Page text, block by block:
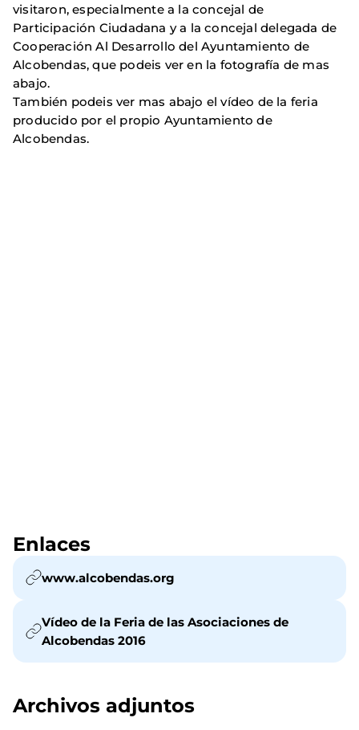
visitaron, especialmente a la concejal de
Participación Ciudadana y a la concejal delegada de
Cooperación Al Desarrollo del Ayuntamiento de
Alcobendas, que podeis ver en la fotografía de mas
abajo.
También podeis ver mas abajo el vídeo de la feria
producido por el propio Ayuntamiento de
Alcobendas.
Enlaces
www.alcobendas.org
Vídeo de la Feria de las Asociaciones de
Alcobendas 2016
Archivos adjuntos